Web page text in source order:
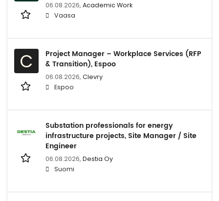
06.08.2026, Academic Work
Vaasa
C
Project Manager – Workplace Services (RFP
& Transition), Espoo
06.08.2026, Clevry
Espoo
Substation professionals for energy
infrastructure projects, Site Manager / Site
Engineer
06.08.2026, Destia Oy
Suomi